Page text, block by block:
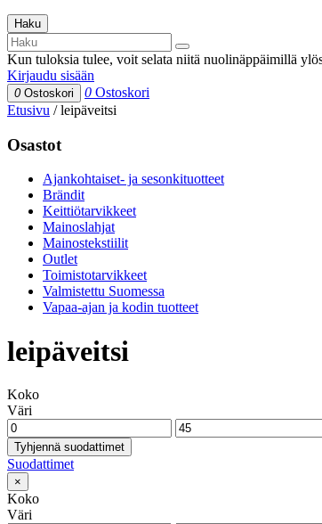
Haku
Kun tuloksia tulee, voit selata niitä nuolinäppäimillä
Kirjaudu sisään
0 Ostoskori 0 Ostoskori
Etusivu /leipäveitsi
Osastot
Ajankohtaiset- ja sesonkituotteet
Brändit
Keittiötarvikkeet
Mainoslahjat
Mainostekstiilit
Outlet
Toimistotarvikkeet
Valmistettu Suomessa
Vapaa-ajan ja kodin tuotteet
leipäveitsi
Koko
Väri
Tyhjennä suodattimet
Suodattimet
×
Koko
Väri